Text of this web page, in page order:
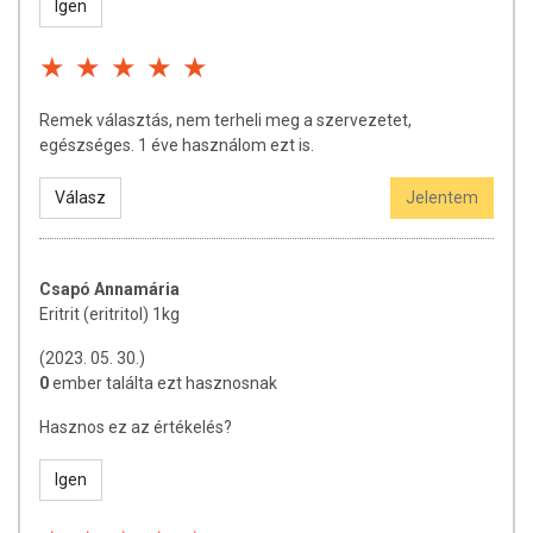
Igen
Remek választás, nem terheli meg a szervezetet,
egészséges. 1 éve használom ezt is.
Válasz Jelentem
Csapó Annamária
Eritrit (eritritol) 1kg
(2023. 05. 30.)
0ember találta ezt hasznosnak
Hasznos ez az értékelés?
Igen